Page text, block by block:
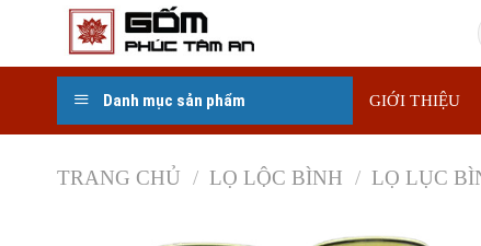
content
Danh mục sản phẩm GIỚI THIỆU
TRANG CHỦ / LỌ LỘC BÌNH / LỌ LỤC